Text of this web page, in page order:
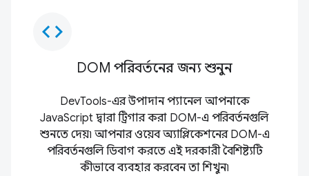
code
DOM পরিবর্তনের জন্য শুনুন
DevTools-এর উপাদান প্যানেল আপনাকে
JavaScript দ্বারা ট্রিগার করা DOM-এ পরিবর্তনগুলি
শুনতে দেয়৷ আপনার ওয়েব অ্যাপ্লিকেশনের DOM-এ
পরিবর্তনগুলি ডিবাগ করতে এই দরকারী বৈশিষ্ট্যটি
কীভাবে ব্যবহার করবেন তা শিখুন৷